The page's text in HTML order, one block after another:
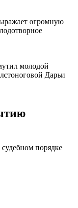
огромную
молодой
Дарьи
порядке